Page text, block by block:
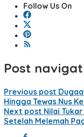
Follow Us On
Post
Previous post
Hingga Tewas Nus
Next post Nilai
Setelah Melemah